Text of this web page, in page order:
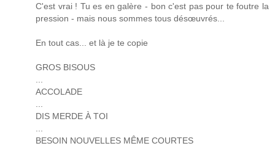
C'est vrai ! Tu es en galère - bon c'est pas pour te foutre la
pression - mais nous sommes tous désœuvrés...
En tout cas... et là je te copie
GROS BISOUS
ACCOLADE
DIS MERDE À TOI
BESOIN NOUVELLES MÊME COURTES